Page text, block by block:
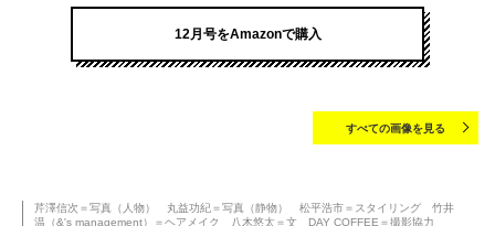
12月号をAmazonで購入
すべての画像を見る
芹澤信次＝写真（人物） 丸益功紀＝写真（静物） 松平浩市＝スタイリング 竹井
温（&'s management）＝ヘアメイク 八木悠太＝文 DAY COFFEE＝撮影協力